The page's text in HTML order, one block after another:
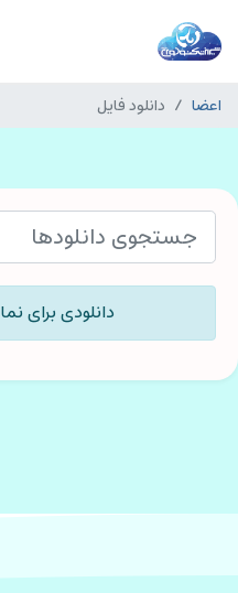
اعضا دانلود فایل
دانلودی برای